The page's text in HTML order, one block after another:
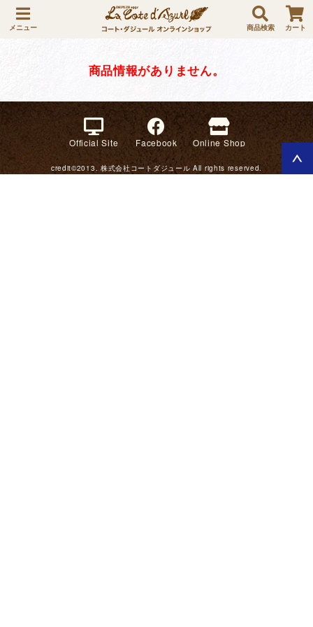
メニュー 商品検索 カート
商品情報がありません。
Official Site Facebook Online Shop
credit©2013. 株式会社コートダジュール All rights reserved.